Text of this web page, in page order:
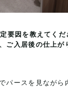
要因を教えてく
ご入居後の仕上が
パースを見ながら